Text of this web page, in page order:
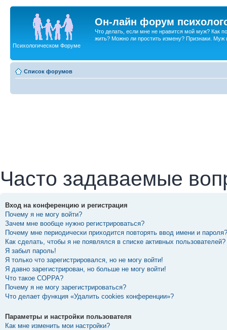
Он-лайн форум
Что делать, если мне не нравится мой муж? Как
жить? Можно ли простить измену? Признаки. Муж
Психологическом Форуме
Список форумов
Часто задаваемые
Вход на конференцию и регистрация
Почему я не могу войти?
Зачем мне вообще нужно регистрироваться?
Почему мне периодически приходится повторять ввод имени и пароля?
Как сделать, чтобы я не появлялся в списке активных пользователей?
Я забыл пароль!
Я только что зарегистрировался, но не могу войти!
Я давно зарегистрирован, но больше не могу войти!
Что такое COPPA?
Почему я не могу зарегистрироваться?
Что делает функция «Удалить cookies конференции»?
Параметры и настройки пользователя
Как мне изменить мои настройки?